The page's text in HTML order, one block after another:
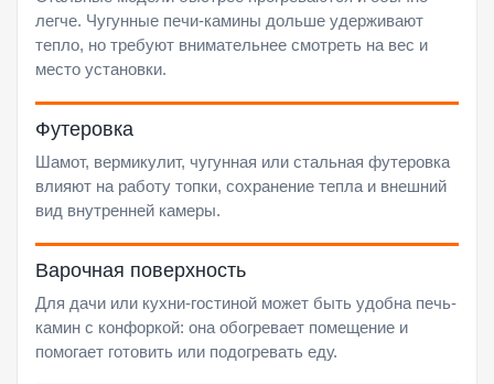
легче. Чугунные печи-камины дольше удерживают
тепло, но требуют внимательнее смотреть на вес и
место установки.
Футеровка
Шамот, вермикулит, чугунная или стальная футеровка
влияют на работу топки, сохранение тепла и внешний
вид внутренней камеры.
Варочная поверхность
Для дачи или кухни-гостиной может быть удобна печь-
камин с конфоркой: она обогревает помещение и
помогает готовить или подогревать еду.